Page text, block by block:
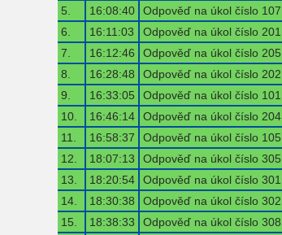
5.
16:08:40 Odpověď na úkol číslo 107
6.
16:11:03 Odpověď na úkol číslo 201
7.
16:12:46 Odpověď na úkol číslo 205
8.
16:28:48 Odpověď na úkol číslo 202
9.
16:33:05 Odpověď na úkol číslo 101
10.
16:46:14 Odpověď na úkol číslo 204
11.
16:58:37 Odpověď na úkol číslo 105
12.
18:07:13 Odpověď na úkol číslo 305
13.
18:20:54 Odpověď na úkol číslo 301
14.
18:30:38 Odpověď na úkol číslo 302
15.
18:38:33 Odpověď na úkol číslo 308